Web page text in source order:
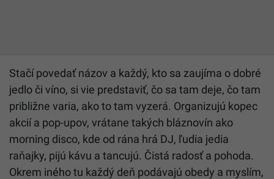
Stačí povedať názov a každý, kto sa zaujíma o dobré
jedlo či víno, si vie predstaviť, čo sa tam deje, čo tam
približne varia, ako to tam vyzerá. Organizujú kopec
akcií a pop-upov, vrátane takých bláznovín ako
morning disco, kde od rána hrá DJ, ľudia jedia
raňajky, pijú kávu a tancujú. Čistá radosť a pohoda.
Okrem iného tu každý deň podávajú obedy a myslím,